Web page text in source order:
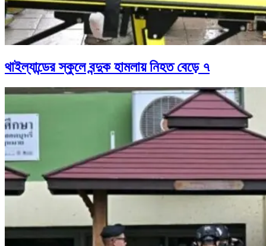
থাইল্যান্ডের স্কুলে বন্দুক হামলায় নিহত বেড়ে ৭